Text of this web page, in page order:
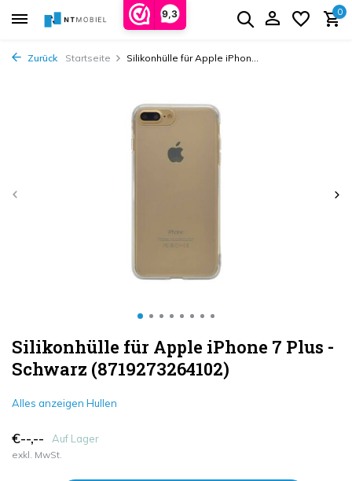
9,3 0
Zurück Startseite Silikonhülle für Apple iPhon...
Silikonhülle für Apple iPhone 7 Plus -
Schwarz (8719273264102)
Alles anzeigen Hullen
€--,-- Auf Lager
exkl. MwSt.